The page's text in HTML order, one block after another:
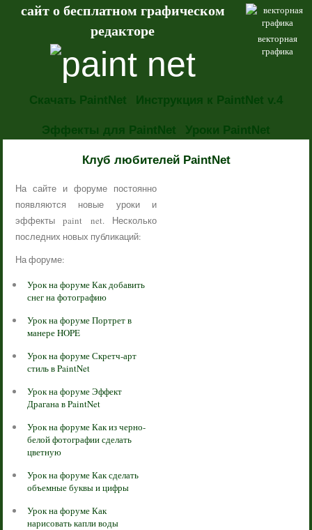
векторная
графика
сайт о бесплатном графическом
редакторе
Скачать PaintNet Инструкция к PaintNet v.4
Эффекты для PaintNet Уроки PaintNet
Клуб любителей PaintNet
На сайте и форуме постоянно
появляются новые уроки и
эффекты paint net. Несколько
последних новых публикаций:
На форуме:
Урок на форуме Как добавить
снег на фотографию
Урок на форуме Портрет в
манере HOPE
Урок на форуме Скретч-арт
стиль в PaintNet
Урок на форуме Эффект
Драгана в PaintNet
Урок на форуме Как из черно-
белой фотографии сделать
цветную
Урок на форуме Как сделать
объемные буквы и цифры
Урок на форуме Как
нарисовать капли воды